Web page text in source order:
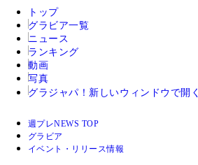
トップ
グラビア一覧
ニュース
ランキング
動画
写真
グラジャパ！ 新しいウィンドウで開く
週プレNEWS TOP
グラビア
イベント・リリース情報